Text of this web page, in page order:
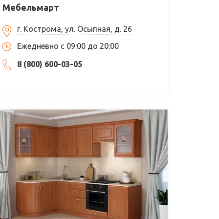
Мебельмарт
г. Кострома, ул. Осыпная, д. 26
Ежедневно с 09:00 до 20:00
8 (800) 600-03-05